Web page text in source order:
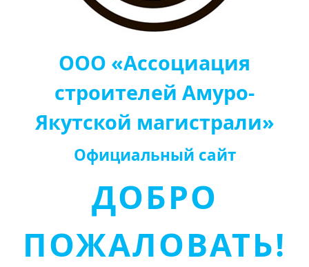
ООО «Ассоциация
строителей Амуро-
Якутской магистрали»
Официальный сайт
ДОБРО
ПОЖАЛОВАТЬ!